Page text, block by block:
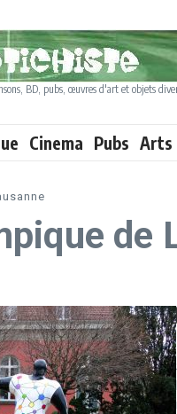
BD, pubs, œuvres d'art et objets
Cinema Pubs Arts
de